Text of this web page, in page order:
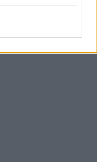
si
su questo sito o
riservatezza.
cittadini con case